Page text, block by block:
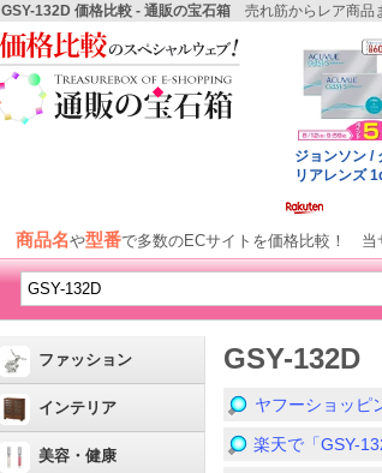
GSY-132D 価格比較 - 通販の宝石箱 売れ筋からレア商品
商品名や型番で多数のECサイトを価格比較！ 当
ファッション
インテリア
美容・健康
GSY-132D
ヤフーショッピ
楽天で「GSY-